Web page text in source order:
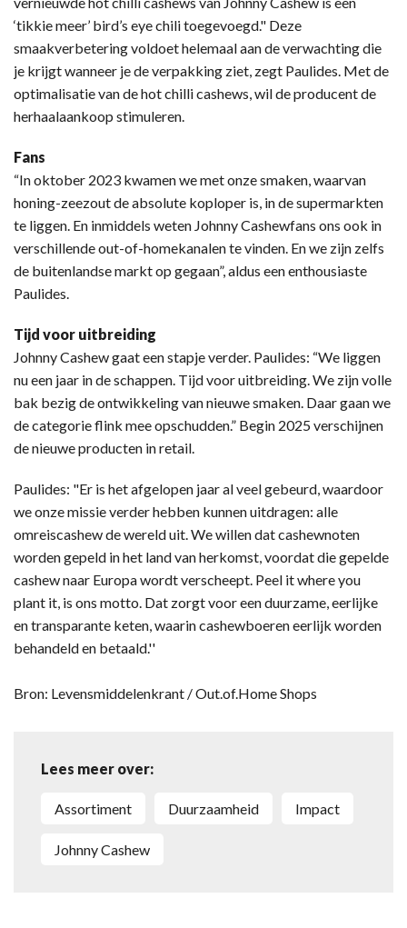
‘tikkie meer’ bird’s eye chili toegevoegd." Deze
smaakverbetering voldoet helemaal aan de verwachting die
je krijgt wanneer je de verpakking ziet, zegt Paulides. Met de
optimalisatie van de hot chilli cashews, wil de producent de
herhaalaankoop stimuleren.
Fans
“In oktober 2023 kwamen we met onze smaken, waarvan
honing-zeezout de absolute koploper is, in de supermarkten
te liggen. En inmiddels weten Johnny Cashewfans ons ook in
verschillende out-of-homekanalen te vinden. En we zijn zelfs
de buitenlandse markt op gegaan”, aldus een enthousiaste
Paulides.
Tijd voor uitbreiding
Johnny Cashew gaat een stapje verder. Paulides: “We liggen
nu een jaar in de schappen. Tijd voor uitbreiding. We zijn volle
bak bezig de ontwikkeling van nieuwe smaken. Daar gaan we
de categorie flink mee opschudden.” Begin 2025 verschijnen
de nieuwe producten in retail.
Paulides: "Er is het afgelopen jaar al veel gebeurd, waardoor
we onze missie verder hebben kunnen uitdragen: alle
omreiscashew de wereld uit. We willen dat cashewnoten
worden gepeld in het land van herkomst, voordat die gepelde
cashew naar Europa wordt verscheept. Peel it where you
plant it, is ons motto. Dat zorgt voor een duurzame, eerlijke
en transparante keten, waarin cashewboeren eerlijk worden
behandeld en betaald.''
Bron: Levensmiddelenkrant / Out.of.Home Shops
Lees meer over:
assortiment duurzaamheid impact
Johnny Cashew